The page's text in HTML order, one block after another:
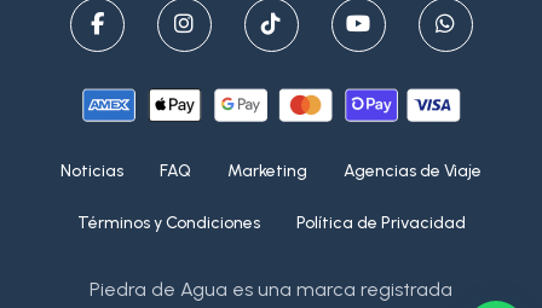
Noticias FAQ Marketing Agencias de Viaje
Términos y Condiciones Política de Privacidad
Piedra de Agua es una marca registrada